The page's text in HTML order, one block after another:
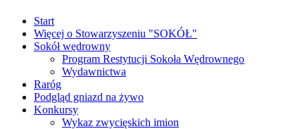
Start
Więcej o Stowarzyszeniu "SOKÓŁ"
Sokół wędrowny
Program Restytucji Sokoła Wędrownego
Wydawnictwa
Raróg
Podgląd gniazd na żywo
Konkursy
Wykaz zwycięskich imion